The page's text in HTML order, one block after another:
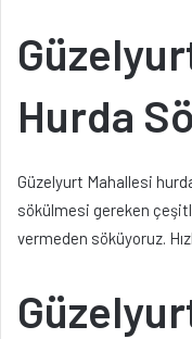
Hurda
Güzelyurt Mahallesi
sökülmesi gereken
vermeden söküyoruz.